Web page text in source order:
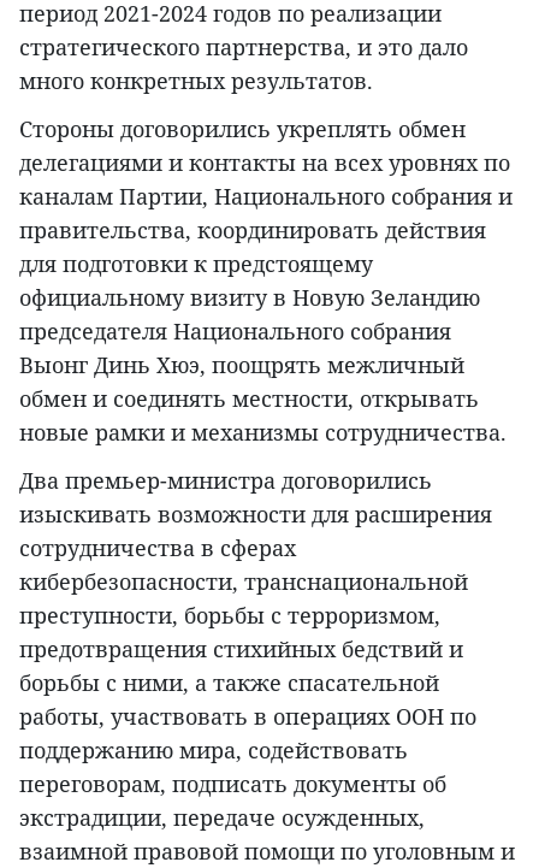
период 2021-2024 годов по реализации
стратегического партнерства, и это дало
много конкретных результатов.
Стороны договорились укреплять обмен
делегациями и контакты на всех уровнях по
каналам Партии, Национального собрания и
правительства, координировать действия
для подготовки к предстоящему
официальному визиту в Новую Зеландию
председателя Национального собрания
Выонг Динь Хюэ, поощрять межличный
обмен и соединять местности, открывать
новые рамки и механизмы сотрудничества.
Два премьер-министра договорились
изыскивать возможности для расширения
сотрудничества в сферах
кибербезопасности, транснациональной
преступности, борьбы с терроризмом,
предотвращения стихийных бедствий и
борьбы с ними, а также спасательной
работы, участвовать в операциях ООН по
поддержанию мира, содействовать
переговорам, подписать документы об
экстрадиции, передаче осужденных,
взаимной правовой помощи по уголовным и